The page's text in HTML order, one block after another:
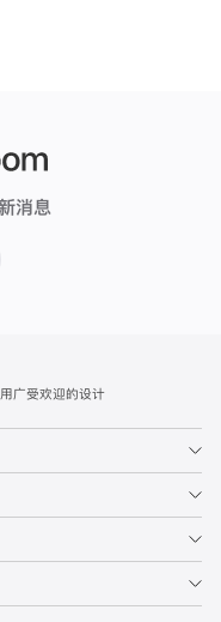
消息
广受欢迎的设计